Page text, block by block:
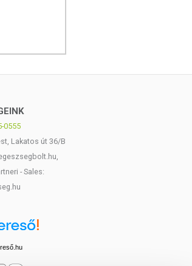
0555
Lakatos út 36/B
- Sales: